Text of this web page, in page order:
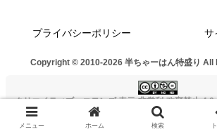
プライバシーポリシー サ
Copyright © 2010-2026 半ちゃーはん特盛り
クリエイティブ・コモンズ 表示-非営利-改変禁止 4.0
必須 / 非営利のみ / 改変不可）
メニュー ホーム 検索